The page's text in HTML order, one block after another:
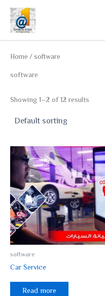
Skip
content
Home/ software
software
Showing 1–2 of 12 results
software
Car Service
Read more